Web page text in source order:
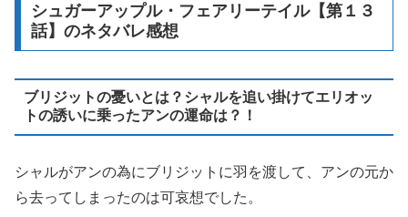
シュガーアップル・フェアリーテイル【第１３
話】のネタバレ感想
ブリジットの憂いとは？シャルを追い掛けてエリオッ
トの誘いに乗ったアンの運命は？！
シャルがアンの為にブリジットに羽を渡して、アンの元か
ら去ってしまったのは可哀想でした。